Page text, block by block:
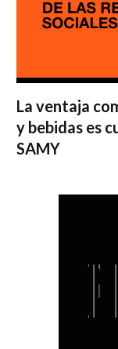
La ventaja
y bebidas es
SAMY